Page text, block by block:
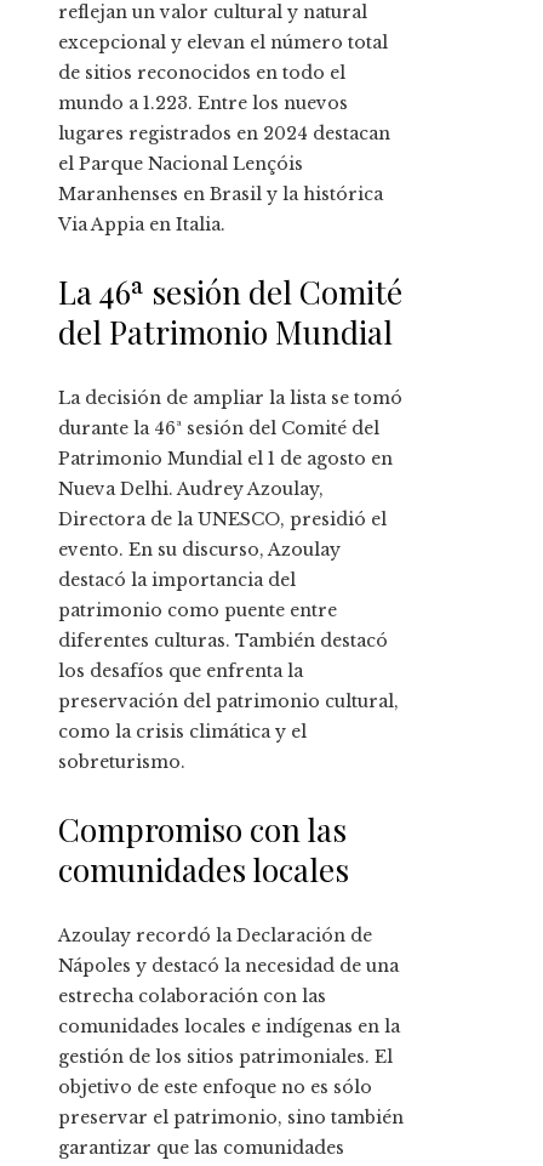
reflejan un valor cultural y natural
excepcional y elevan el número total
de sitios reconocidos en todo el
mundo a 1.223. Entre los nuevos
lugares registrados en 2024 destacan
el Parque Nacional Lençóis
Maranhenses en Brasil y la histórica
Via Appia en Italia.
La 46ª sesión del Comité
del Patrimonio Mundial
La decisión de ampliar la lista se tomó
durante la 46ª sesión del Comité del
Patrimonio Mundial el 1 de agosto en
Nueva Delhi. Audrey Azoulay,
Directora de la UNESCO, presidió el
evento. En su discurso, Azoulay
destacó la importancia del
patrimonio como puente entre
diferentes culturas. También destacó
los desafíos que enfrenta la
preservación del patrimonio cultural,
como la crisis climática y el
sobreturismo.
Compromiso con las
comunidades locales
Azoulay recordó la Declaración de
Nápoles y destacó la necesidad de una
estrecha colaboración con las
comunidades locales e indígenas en la
gestión de los sitios patrimoniales. El
objetivo de este enfoque no es sólo
preservar el patrimonio, sino también
garantizar que las comunidades